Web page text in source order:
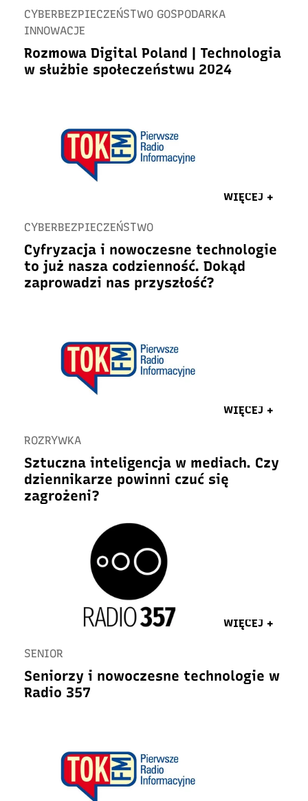
CYBERBEZPIECZEŃSTWO GOSPODARKA
INNOWACJE
Rozmowa Digital Poland | Technologia
w służbie społeczeństwu 2024
WIĘCEJ +
CYBERBEZPIECZEŃSTWO
Cyfryzacja i nowoczesne technologie
to już nasza codzienność. Dokąd
zaprowadzi nas przyszłość?
WIĘCEJ +
ROZRYWKA
Sztuczna inteligencja w mediach. Czy
dziennikarze powinni czuć się
zagrożeni?
WIĘCEJ +
SENIOR
Seniorzy i nowoczesne technologie w
Radio 357